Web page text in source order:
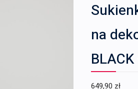
na
649,90 zł